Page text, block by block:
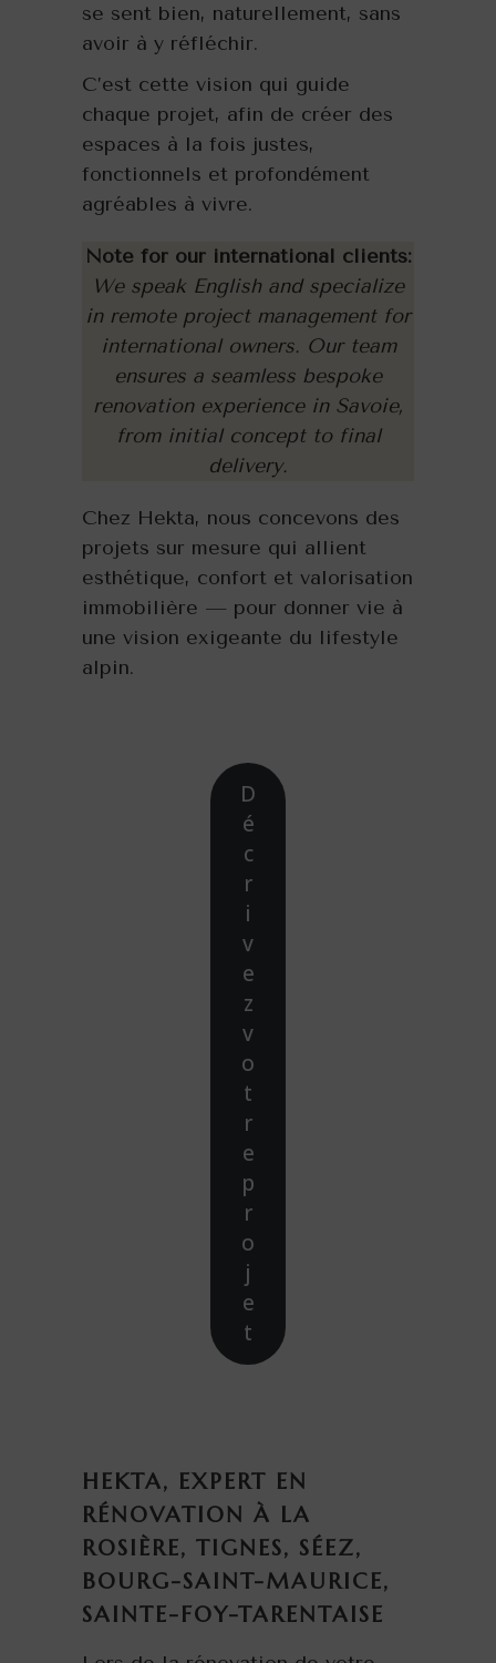
se sent bien, naturellement, sans
avoir à y réfléchir.
C’est cette vision qui guide
chaque projet, afin de créer des
espaces à la fois justes,
fonctionnels et profondément
agréables à vivre.
Note for our international clients:
We speak English and specialize
in remote project management for
international owners. Our team
ensures a seamless bespoke
renovation experience in Savoie,
from initial concept to final
delivery.
Chez Hekta, nous concevons des
projets sur mesure qui allient
esthétique, confort et valorisation
immobilière — pour donner vie à
une vision exigeante du lifestyle
alpin.
D
é
c
r
i
v
e
z
v
o
t
r
e
p
r
o
j
e
t
HEKTA, EXPERT EN
RÉNOVATION À LA
ROSIÈRE, TIGNES, SÉEZ,
BOURG-SAINT-MAURICE,
SAINTE-FOY-TARENTAISE